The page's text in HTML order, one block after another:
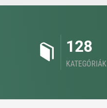
128
KATEGÓRIÁK